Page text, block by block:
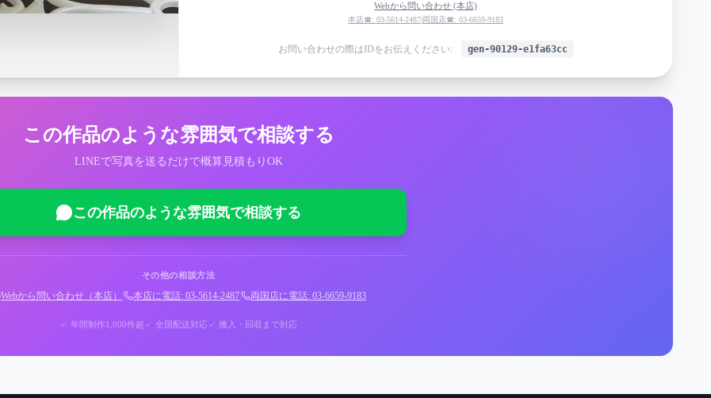
Webから問い合わせ (本店)
本店☎: 03-5614-2487|両国店☎: 03-6659-9183
お問い合わせの際はIDをお伝えください: gen-90129-e1fa63cc
この作品のような雰囲気で相談する
LINEで写真を送るだけで概算見積もりOK
この作品のような雰囲気で相談する
その他の相談方法
Webから問い合わせ（本店） 本店に電話: 03-5614-2487 両国店に電話: 03-6659-9183
✓ 年間制作1,000件超 ✓ 全国配送対応✓ 搬入・回収まで対応